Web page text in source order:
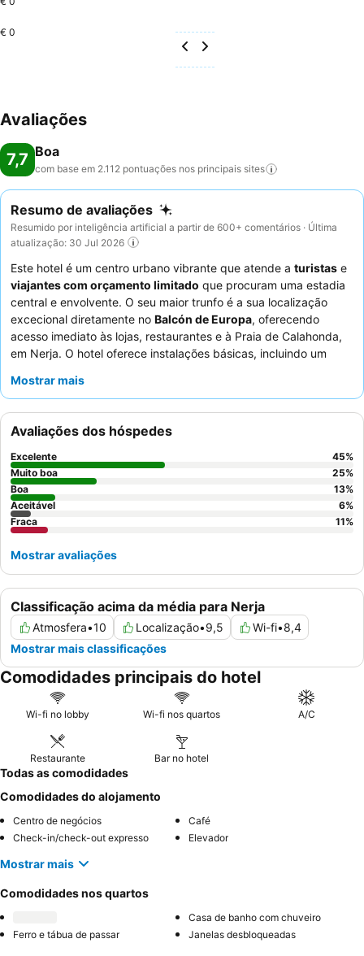
€ 0
Avaliações
7,7 Boa
com base em 2.112 pontuações nos principais sites
Resumo de avaliações
Resumido por inteligência artificial a partir de 600+ comentários · Última
atualização: 30 Jul 2026
Este hotel é um centro urbano vibrante que atende a turistas e
viajantes com orçamento limitado que procuram uma estadia
central e envolvente. O seu maior trunfo é a sua localização
excecional diretamente no Balcón de Europa, oferecendo
acesso imediato às lojas, restaurantes e à Praia de Calahonda,
em Nerja. O hotel oferece instalações básicas, incluindo um
confortável e segura. Os hóspedes elogiam consistentemente a
seleção adequada de itens quentes e frios no buffet de
pequeno-almoço. Para uma experiência mais tranquila com
vistas panorâmicas, os hóspedes devem considerar solicitar um
quarto virado para longe da rua movimentada.
Mostrar mais
Classificação acima da média para Nerja
Atmosfera•10 Localização•9,5 Wi-fi•8,4
Mostrar mais classificações
Avaliações dos hóspedes
Excelente 45%
Muito boa
25%
Boa
13%
Aceitável
6%
Fraca
11%
Mostrar avaliações
Comodidades principais do hotel
Wi-fi no lobby Wi-fi nos quartos A/C
Restaurante Bar no hotel
Todas as comodidades
Comodidades do alojamento
Centro de negócios
Café
Check-in/check-out expresso
Elevador
Mostrar mais
Comodidades nos quartos
Casa de banho com chuveiro
Ferro e tábua de passar
Janelas desbloqueadas